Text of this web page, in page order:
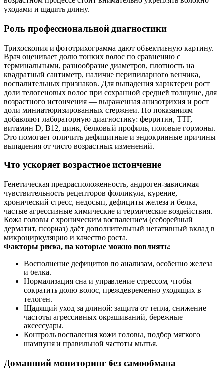
уходами и щадить длину.
Роль профессиональной диагностики
Трихоскопия и фототрихограмма дают объективную картину.
Врач оценивает долю тонких волос по сравнению с
терминальными, разнообразие диаметров, плотность на
квадратный сантиметр, наличие перипиларного венчика,
воспалительных признаков. Для выпадения характерен рост
доли телогеновых волос при сохранной средней толщине, для
возрастного истончения — выраженная анизотрихия и рост
доли миниатюризированных стержней. По показаниям
добавляют лабораторную диагностику: ферритин, ТТГ,
витамин D, В12, цинк, белковый профиль, половые гормоны.
Это помогает отличить дефицитные и эндокринные причины
выпадения от чисто возрастных изменений.
Что ускоряет возрастное истончение
Генетическая предрасположенность, андроген-зависимая
чувствительность рецепторов фолликула, курение,
хронический стресс, недосып, дефициты железа и белка,
частые агрессивные химические и термические воздействия.
Кожа головы с хроническим воспалением (себорейный
дерматит, псориаз) даёт дополнительный негативный вклад в
микроциркуляцию и качество роста.
Факторы риска, на которые можно повлиять:
Восполнение дефицитов по анализам, особенно железа
и белка.
Нормализация сна и управление стрессом, чтобы
сократить долю волос, преждевременно уходящих в
телоген.
Щадящий уход за длиной: защита от тепла, снижение
частоты агрессивных окрашиваний, бережные
аксессуары.
Контроль воспаления кожи головы, подбор мягкого
шампуня и правильной частоты мытья.
Домашний мониторинг без самообмана